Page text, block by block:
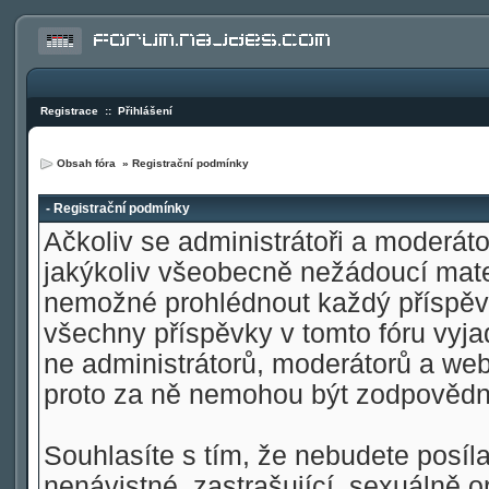
Registrace :: Přihlášení
Obsah fóra » Registrační podmínky
- Registrační podmínky
Ačkoliv se administrátoři a
jakýkoliv všeobecně nežádoucí
nemožné prohlédnout každý
všechny příspěvky v tomto fóru
ne administrátorů, moderátorů a
proto za ně nemohou být
Souhlasíte s tím, že nebudete